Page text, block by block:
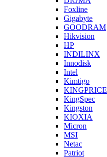
Foxline
Gigabyte
GOODRAM
Hikvision
HP
INDILINX
Innodisk
Intel
Kimtigo
KINGPRICE
KingSpec
Kingston
KIOXIA
Micron
MSI
Netac
Patriot